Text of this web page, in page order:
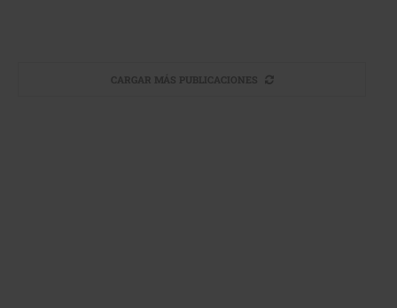
CARGAR MÁS PUBLICACIONES